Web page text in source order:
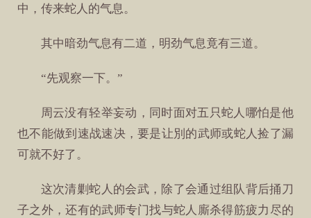
中，传来蛇人的气息。
其中暗劲气息有二道，明劲气息竟有三道。
“先观察一下。”
周云没有轻举妄动，同时面对五只蛇人哪怕是他
也不能做到速战速决，要是让別的武师或蛇人捡了漏
可就不好了。
这次清剿蛇人的会武，除了会通过组队背后捅刀
子之外，还有的武师专门找与蛇人廝杀得筋疲力尽的